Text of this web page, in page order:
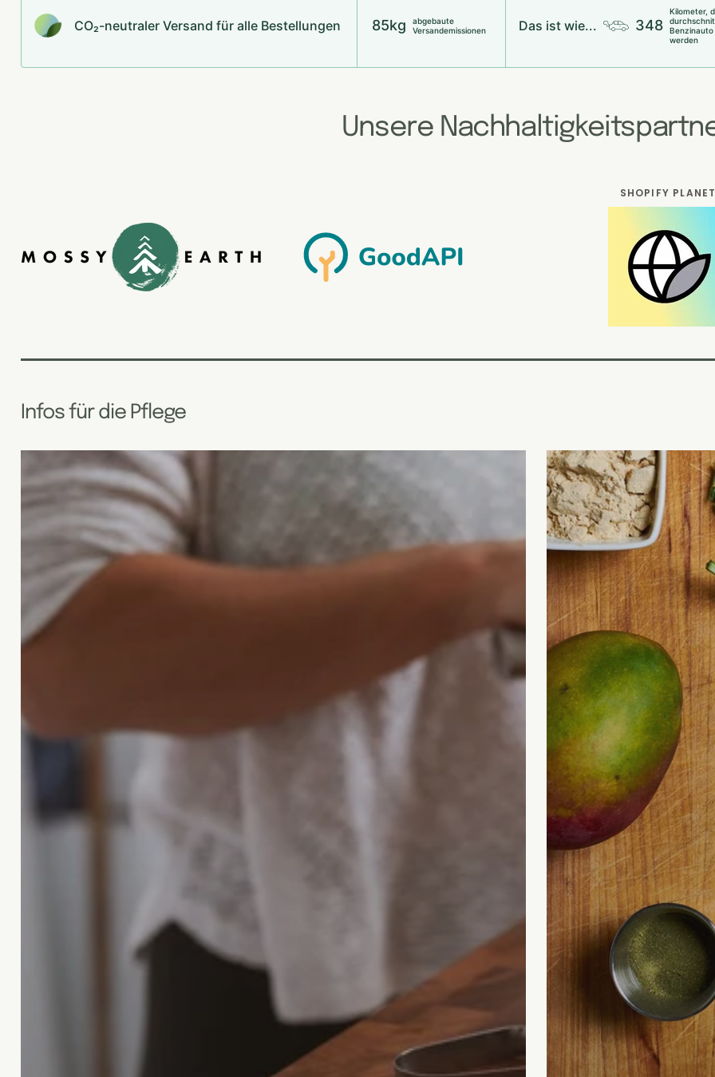
CO₂-neu­t­raler Versand für alle Bestellungen 85kg
abgebaute
Versandemissionen
Das ist wie... 348
Kilometer,
werden
Unsere
SHOPIFY PLANET
Infos für die Pflege